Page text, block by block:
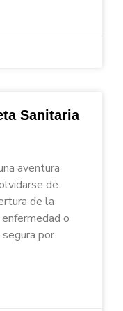
Sanitaria
aventura
de
de la
o
por